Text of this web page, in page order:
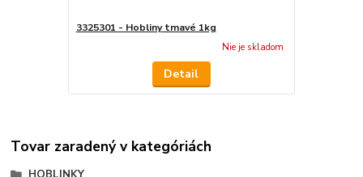
3325301 - Hobliny tmavé 1kg
Nie je skladom
Detail
Tovar zaradený v kategóriách